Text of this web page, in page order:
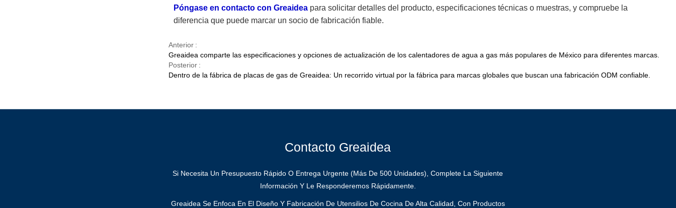
Póngase en contacto con Greaidea para solicitar detalles del producto, especificaciones técnicas o muestras, y compruebe la
diferencia que puede marcar un socio de fabricación fiable.
Anterior
Greaidea comparte las especificaciones y opciones de actualización de los calentadores de agua a gas más populares de México para diferentes marcas.
Posterior
Dentro de la fábrica de placas de gas de Greaidea: Un recorrido virtual por la fábrica para marcas globales que buscan una fabricación ODM confiable.
Contacto Greaidea
Si Necesita Un Presupuesto Rápido O Entrega Urgente (más De 500 Unidades), Complete La Siguiente
Información Y Le Responderemos Rápidamente.
Greaidea Se Enfoca En El Diseño Y Fabricación De Utensilios De Cocina De Alta Calidad, Con Productos